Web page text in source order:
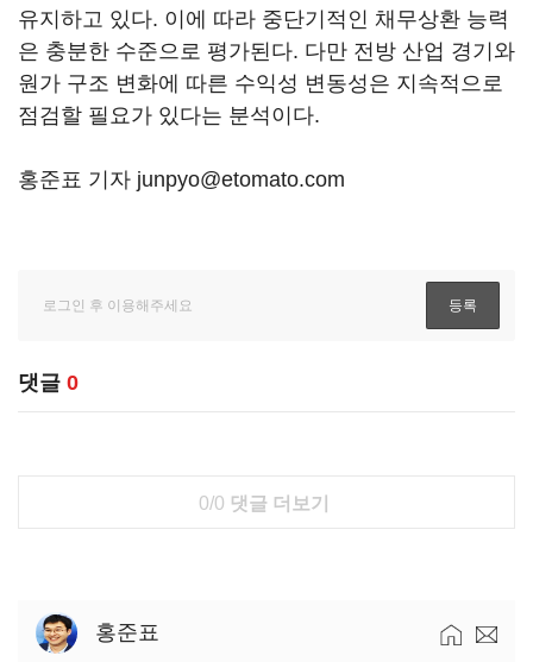
유지하고 있다. 이에 따라 중단기적인 채무상환 능력
은 충분한 수준으로 평가된다. 다만 전방 산업 경기와
원가 구조 변화에 따른 수익성 변동성은 지속적으로
점검할 필요가 있다는 분석이다.
홍준표 기자 junpyo@etomato.com
댓글 0
0/0 댓글 더보기
홍준표